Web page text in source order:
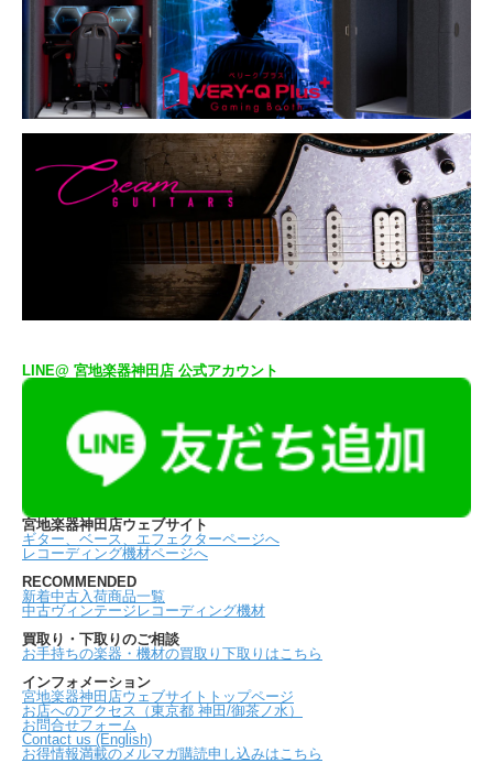
LINE@ 宮地楽器神田店 公式アカウント
宮地楽器神田店ウェブサイト
ギター、ベース、エフェクターページへ
レコーディング機材ページへ
RECOMMENDED
新着中古入荷商品一覧
中古ヴィンテージレコーディング機材
買取り・下取りのご相談
お手持ちの楽器・機材の買取り下取りはこちら
インフォメーション
宮地楽器神田店ウェブサイトトップページ
お店へのアクセス（東京都 神田/御茶ノ水）
お問合せフォーム
Contact us (English)
お得情報満載のメルマガ購読申し込みはこちら